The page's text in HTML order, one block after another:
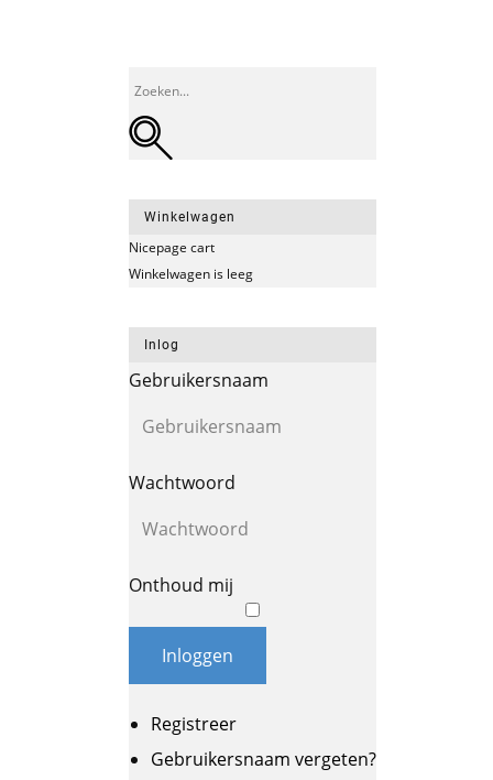
Winkelwagen
Nicepage cart
Winkelwagen is leeg
Inlog
Gebruikersnaam
Wachtwoord
Onthoud mij
Inloggen
Registreer
Gebruikersnaam vergeten?